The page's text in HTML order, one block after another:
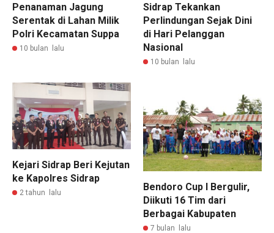
Penanaman Jagung
Serentak di Lahan Milik
Polri Kecamatan Suppa
10 bulan lalu
Sidrap Tekankan
Perlindungan Sejak Dini
di Hari Pelanggan
Nasional
10 bulan lalu
Kejari Sidrap Beri Kejutan
ke Kapolres Sidrap
2 tahun lalu
Bendoro Cup I Bergulir,
Diikuti 16 Tim dari
Berbagai Kabupaten
7 bulan lalu